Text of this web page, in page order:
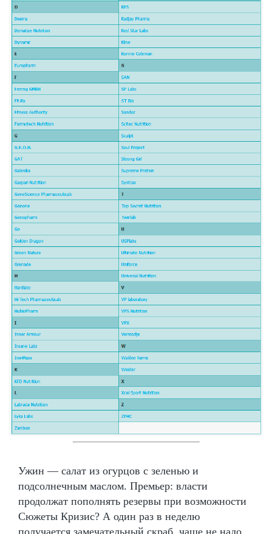
Ужин — салат из огурцов с зеленью и
подсолнечным маслом. Премьер: власти
продолжат пополнять резервы при возможности
Сюжеты Кризис? А один раз в неделю
получается замечательный скраб, чаще не надо.